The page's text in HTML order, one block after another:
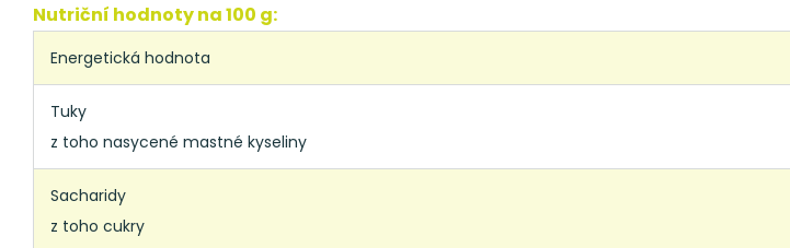
Nutriční hodnoty na 100 g:
Energetická hodnota
Tuky
z toho nasycené mastné kyseliny
Sacharidy
z toho cukry